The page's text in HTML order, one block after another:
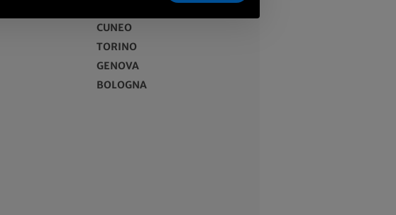
CUNEO
TORINO
GENOVA
BOLOGNA